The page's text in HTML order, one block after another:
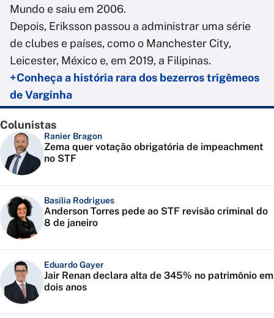
Mundo e saiu em 2006.
Depois, Eriksson passou a administrar uma série
de clubes e países, como o Manchester City,
Leicester, México e, em 2019, a Filipinas.
+Conheça a história rara dos bezerros trigêmeos
de Varginha
Colunistas
Ranier Bragon
Zema quer votação obrigatória de impeachment
no STF
Basília Rodrigues
Anderson Torres pede ao STF revisão criminal do
8 de janeiro
Eduardo Gayer
Jair Renan declara alta de 345% no patrimônio em
dois anos